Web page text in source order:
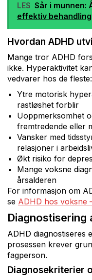
LES Sår i munnen:
effektiv behandling
Hvordan ADHD
Mange tror ADHD
ikke. Hyperaktivitet
vedvarer hos de fleste:
Ytre motorisk
rastløshet forblir
Uoppmerksomhet
fremtredende eller
Vansker med
relasjoner i
Økt risiko for
Mange voksne
årsalderen
For informasjon om
se ADHD hos voksne
Diagnostisering
ADHD diagnostiseres
prosessen krever
fagperson.
Diagnosekriterier